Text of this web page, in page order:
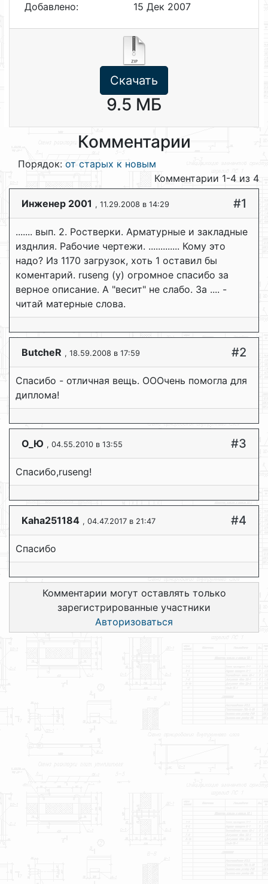
Добавлено:
15 Дек 2007
Скачать
9.5 МБ
Комментарии
Порядок: от старых к новым
Комментарии 1-4 из 4
Инженер 2001 , 11.29.2008 в 14:29 #1
....... вып. 2. Ростверки. Арматурные и закладные
изднлия. Рабочие чертежи. ............. Кому это
надо? Из 1170 загрузок, хоть 1 оставил бы
коментарий. ruseng (у) огромное спасибо за
верное описание. А "весит" не слабо. За .... -
читай матерные слова.
ButcheR , 18.59.2008 в 17:59 #2
Спасибо - отличная вещь. ОООчень помогла для
диплома!
О_Ю , 04.55.2010 в 13:55 #3
Спасибо,ruseng!
Kaha251184 , 04.47.2017 в 21:47 #4
Спасибо
Комментарии могут оставлять только
зарегистрированные участники
Авторизоваться